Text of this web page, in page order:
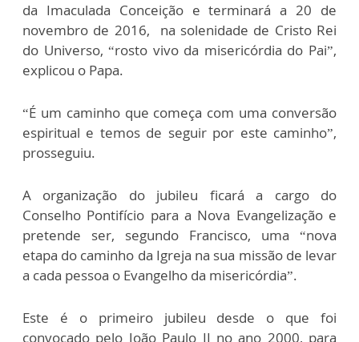
da Imaculada Conceição e terminará a 20 de
novembro de 2016, na solenidade de Cristo Rei
do Universo, “rosto vivo da misericórdia do Pai”,
explicou o Papa.
“É um caminho que começa com uma conversão
espiritual e temos de seguir por este caminho”,
prosseguiu.
A organização do jubileu ficará a cargo do
Conselho Pontifício para a Nova Evangelização e
pretende ser, segundo Francisco, uma “nova
etapa do caminho da Igreja na sua missão de levar
a cada pessoa o Evangelho da misericórdia”.
Este é o primeiro jubileu desde o que foi
convocado pelo João Paulo II no ano 2000, para